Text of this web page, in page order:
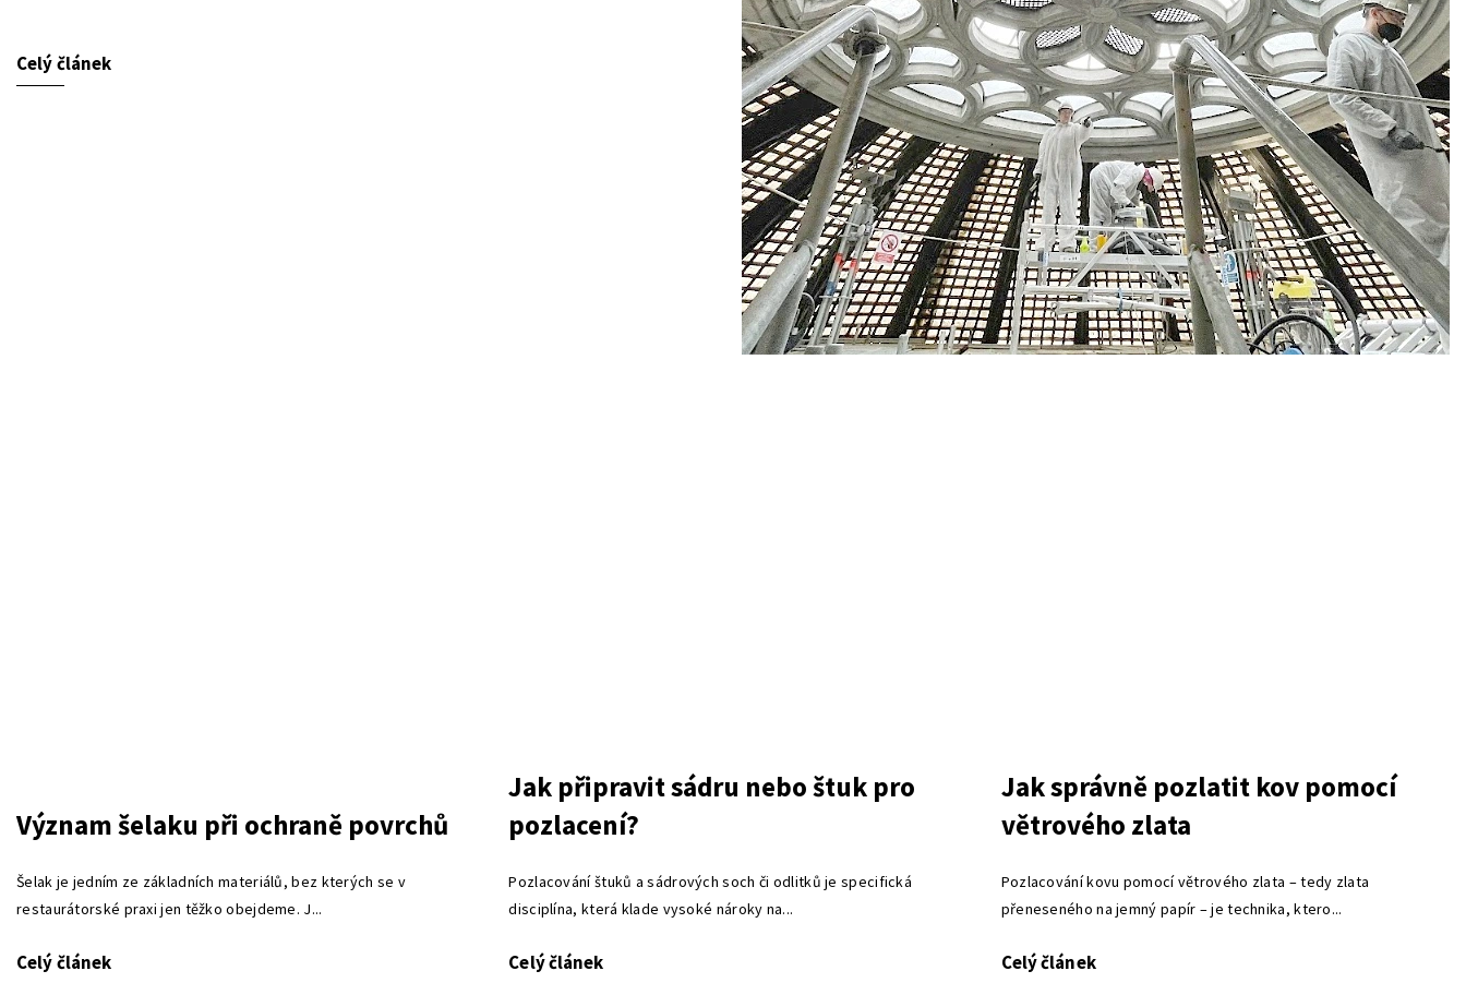
Celý článek
Význam šelaku při ochraně povrchů
Šelak je jedním ze základních materiálů, bez kterých se v
restaurátorské praxi jen těžko obejdeme. J...
Celý článek
Jak připravit sádru nebo štuk pro
pozlacení?
Pozlacování štuků a sádrových soch či odlitků je specifická
disciplína, která klade vysoké nároky na...
Celý článek
Jak správně pozlatit kov pomocí
větrového zlata
Pozlacování kovu pomocí větrového zlata – tedy zlata
přeneseného na jemný papír – je technika, ktero...
Celý článek